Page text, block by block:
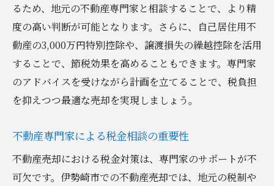
るため、地元の不動産専門家と相談することで、より精
度の高い判断が可能となります。さらに、自己居住用不
動産の3,000万円特別控除や、譲渡損失の繰越控除を活用
することで、節税効果を高めることもできます。専門家
のアドバイスを受けながら計画を立てることで、税負担
を抑えつつ最適な売却を実現しましょう。
不動産専門家による税金相談の重要性
不動産売却における税金対策は、専門家のサポートが不
可欠です。伊勢崎市での不動産売却では、地元の税制や